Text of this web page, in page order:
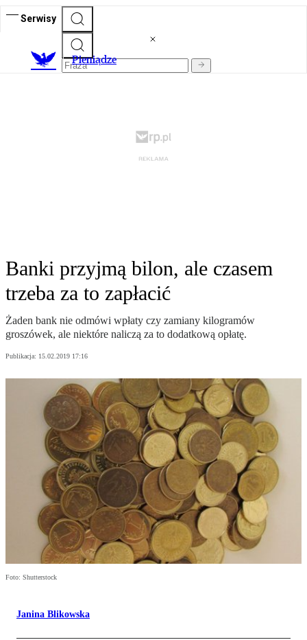
Serwisy
Pieniądze
Banki przyjmą bilon, ale czasem
trzeba za to zapłacić
Żaden bank nie odmówi wpłaty czy zamiany kilogramów
groszówek, ale niektóre naliczą za to dodatkową opłatę.
Publikacja: 15.02.2019 17:16
Foto: Shutterstock
Janina Blikowska